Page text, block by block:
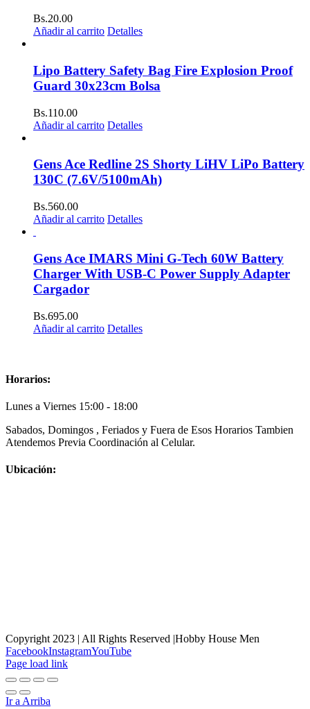
Bs.20.00
Añadir al carrito Detalles
Lipo Battery Safety Bag Fire Explosion Proof
Guard 30x23cm Bolsa
Bs.110.00
Añadir al carrito Detalles
Gens Ace Redline 2S Shorty LiHV LiPo Battery
130C (7.6V/5100mAh)
Bs.560.00
Añadir al carrito Detalles
Gens Ace IMARS Mini G-Tech 60W Battery
Charger With USB-C Power Supply Adapter
Cargador
Bs.695.00
Añadir al carrito Detalles
Horarios:
Lunes a Viernes 15:00 - 18:00
Sabados, Domingos , Feriados y Fuera de Esos Horarios Tambien
Atendemos Previa Coordinación al Celular.
Ubicación:
Copyright 2023 | All Rights Reserved |Hobby House Men
FacebookInstagramYouTube
Page load link
Ir a Arriba